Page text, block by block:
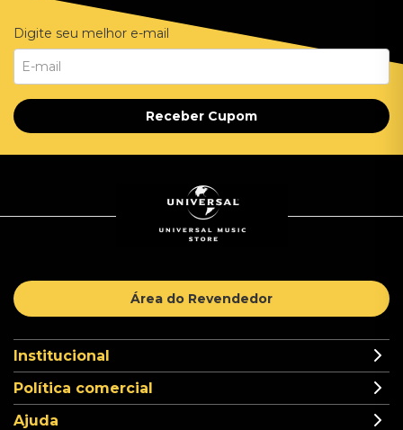
Digite seu melhor e-mail
Receber Cupom
Área do Revendedor
Institucional
Política comercial
Ajuda